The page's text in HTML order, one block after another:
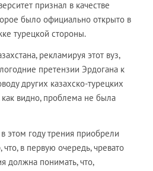
признал в качестве
было официально открыто в
турецкой стороны.
рекламируя этот вуз,
претензии Эрдогана к
других казахско-турецких
видно, проблема не была
этом году трения приобрели
в первую очередь, чревато
должна понимать, что,